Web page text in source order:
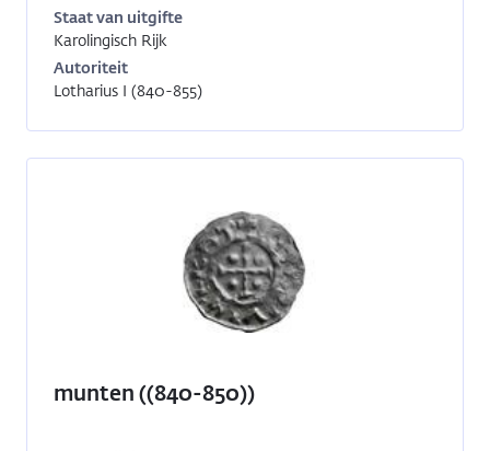
Staat van uitgifte
Karolingisch Rijk
Autoriteit
Lotharius I (840-855)
munten ((840-850))